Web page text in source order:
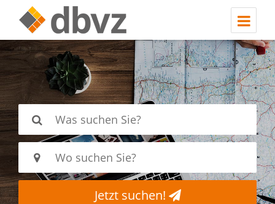
Jetzt suchen!